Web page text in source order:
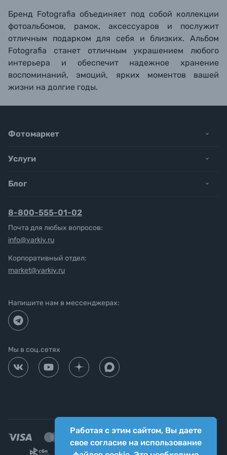
Бренд Fotografia объединяет под собой коллекции
фотоальбомов, рамок, аксессуаров и послужит
отличным подарком для себя и близких. Альбом
Fotografia станет отличным украшением любого
интерьера и обеспечит надежное хранение
воспоминаний, эмоций, ярких моментов вашей
жизни на долгие годы.
Работая с этим сайтом, Вы даете
свое согласие на использование
Фотомаркет
Услуги
Блог
8-800-555-01-02
Почта для любых вопросов:
info@yarkiy.ru
Корпоративный отдел:
market@yarkiy.ru
Напишите нам в мессенджерах:
Мы в соц.сетях